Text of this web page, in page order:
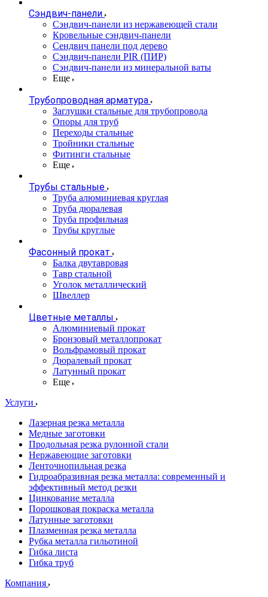
Сэндвич-панели
Cэндвич-панели из нержавеющей стали
Кровельные сэндвич-панели
Сендвич панели под дерево
Сэндвич-панели PIR (ПИР)
Сэндвич-панели из минеральной ваты
Еще
Трубопроводная арматура
Заглушки стальные для трубопровода
Опоры для труб
Переходы стальные
Тройники стальные
Фитинги стальные
Еще
Трубы стальные
Труба алюминиевая круглая
Труба дюралевая
Труба профильная
Трубы круглые
Фасонный прокат
Балка двутавровая
Тавр стальной
Уголок металлический
Швеллер
Цветные металлы
Алюминиевый прокат
Бронзовый металлопрокат
Вольфрамовый прокат
Дюралевый прокат
Латунный прокат
Еще
Услуги
Лазерная резка металла
Медные заготовки
Продольная резка рулонной стали
Нержавеющие заготовки
Ленточнопильная резка
Гидроабразивная резка металла: современный и
эффективный метод резки
Цинкование металла
Порошковая покраска металла
Латунные заготовки
Плазменная резка металла
Рубка металла гильотиной
Гибка листа
Гибка труб
Компания